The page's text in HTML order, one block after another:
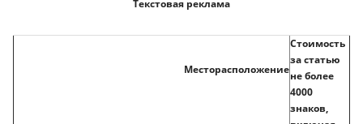
Текстовая реклама
Месторасположение
Стоимость
за статью
не более
4000
знаков,